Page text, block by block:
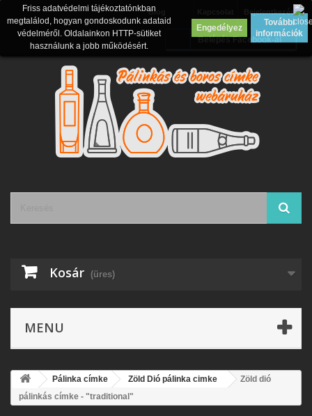
Bejelentkezés
Blog
Belépés Facebook-al
Kosár (üres)
MENU
Friss adatvédelmi tájékoztatónkban
megtalálod, hogyan gondoskodunk adataid
védelméről. Oldalainkon HTTP-sütiket
használunk a jobb működésért.
Engedélyez
További
információk
Pálinka címke Zöld Dió pálinka cimke
Zöld dió
pálinkás címke - "traditional"